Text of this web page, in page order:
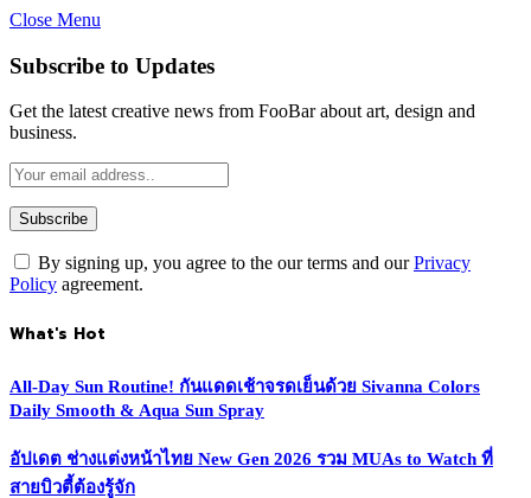
Close Menu
Subscribe to Updates
Get the latest creative news from FooBar about art, design and
business.
By signing up, you agree to the our terms and ourPrivacy
Policy agreement.
What's Hot
All-Day Sun Routine! กันแดดเช้าจรดเย็นด้วย Sivanna Colors
Daily Smooth & Aqua Sun Spray
อัปเดต ช่างแต่งหน้าไทย New Gen 2026 รวม MUAs to Watch ที่
สายบิวตี้ต้องรู้จัก